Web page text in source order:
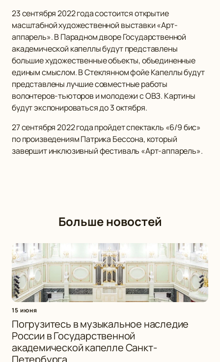
23 сентября 2022 года состоится открытие
масштабной художественной выставки «Арт-
аппарель». В Парадном дворе Государственной
академической капеллы будут представлены
большие художественные объекты, объединенные
единым смыслом. В Стеклянном фойе Капеллы будут
представлены лучшие совместные работы
волонтеров-тьюторов и молодежи с ОВЗ. Картины
будут экспонироваться до 3 октября.
27 сентября 2022 года пройдет спектакль «6/9 бис»
по произведениям Патрика Бессона, который
завершит инклюзивный фестиваль «Арт-аппарель».
Больше новостей
15 июня
Погрузитесь в музыкальное наследие
России в Государственной
академической капелле Санкт-